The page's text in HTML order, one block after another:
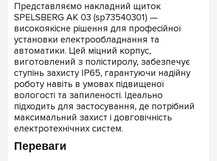
Представляємо накладний щиток
SPELSBERG AK 03 (sp73540301) —
високоякісне рішення для професійної
установки електрообладнання та
автоматики. Цей міцний корпус,
виготовлений з полістиролу, забезпечує
ступінь захисту IP65, гарантуючи надійну
роботу навіть в умовах підвищеної
вологості та запиленості. Ідеально
підходить для застосування, де потрібний
максимальний захист і довговічність
електротехнічних систем.
Переваги